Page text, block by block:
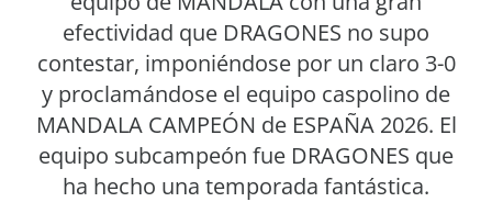
efectividad que DRAGONES no supo
contestar, imponiéndose por un claro 3-0
y proclamándose el equipo caspolino de
MANDALA CAMPEÓN de ESPAÑA 2026. El
equipo subcampeón fue DRAGONES que
ha hecho una temporada fantástica.